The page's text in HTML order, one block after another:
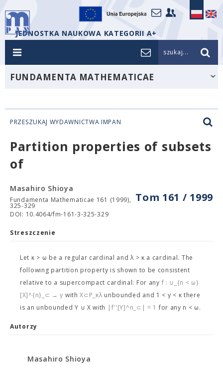
JEDNOSTKA NAUKOWA KATEGORII A+
szukaj...
FUNDAMENTA MATHEMATICAE
PRZESZUKAJ WYDAWNICTWA IMPAN
Partition properties of subsets
of
Tom 161 / 1999
Masahiro Shioya
Fundamenta Mathematicae 161 (1999),
325-329
DOI: 10.4064/fm-161-3-325-329
Streszczenie
Let κ > ω be a regular cardinal and λ > κ a cardinal. The
following partition property is shown to be consistent
relative to a supercompact cardinal: For any f : ∪_{n < ω}
[X]^{n}_⊂ → γ withX⊂P_κλunbounded and 1 < γ < κ there
is an unbounded Y ∪ X with |f''[Y]^n_⊂| = 1 for any n < ω.
Autorzy
Masahiro Shioya